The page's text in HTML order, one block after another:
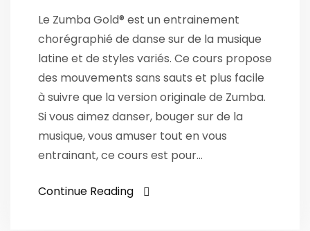
Le Zumba Gold® est un entrainement
chorégraphié de danse sur de la musique
latine et de styles variés. Ce cours propose
des mouvements sans sauts et plus facile
à suivre que la version originale de Zumba.
Si vous aimez danser, bouger sur de la
musique, vous amuser tout en vous
entrainant, ce cours est pour…
Continue Reading